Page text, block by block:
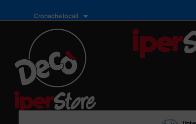
Cronache locali